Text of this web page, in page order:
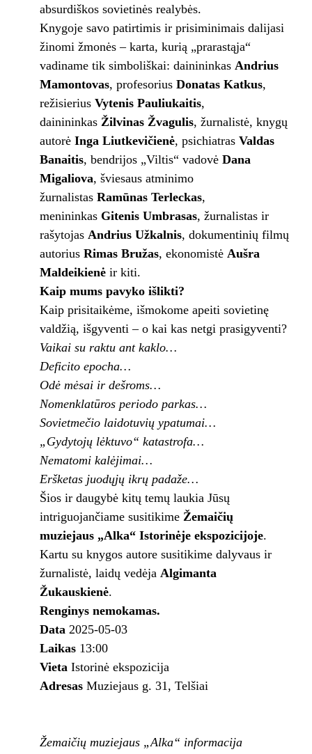
absurdiškos sovietinės realybės.
Knygoje savo patirtimis ir prisiminimais dalijasi
žinomi žmonės – karta, kurią „prarastąja“
vadiname tik simboliškai: dainininkas Andrius
Mamontovas, profesorius Donatas Katkus,
režisierius Vytenis Pauliukaitis,
dainininkas Žilvinas Žvagulis, žurnalistė, knygų
autorė Inga Liutkevičienė, psichiatras Valdas
Banaitis, bendrijos „Viltis“ vadovė Dana
Migaliova, šviesaus atminimo
žurnalistas Ramūnas Terleckas,
menininkas Gitenis Umbrasas, žurnalistas ir
rašytojas Andrius Užkalnis, dokumentinių filmų
autorius Rimas Bružas, ekonomistė Aušra
Maldeikienėir kiti.
Kaip mums pavyko išlikti?
Kaip prisitaikėme, išmokome apeiti sovietinę
valdžią, išgyventi – o kai kas netgi prasigyventi?
Vaikai su raktu ant kaklo…
Deficito epocha…
Odė mėsai ir dešroms…
Nomenklatūros periodo parkas…
Sovietmečio laidotuvių ypatumai…
„Gydytojų lėktuvo“ katastrofa…
Nematomi kalėjimai…
Eršketas juodųjų ikrų padaže…
Šios ir daugybė kitų temų laukia Jūsų
intriguojančiame susitikime Žemaičių
muziejaus „Alka“ Istorinėje ekspozicijoje.
Kartu su knygos autore susitikime dalyvaus ir
žurnalistė, laidų vedėja Algimanta
Žukauskienė.
Renginys nemokamas.
Data2025-05-03
Laikas13:00
VietaIstorinė ekspozicija
AdresasMuziejaus g. 31, Telšiai
Žemaičių muziejaus „Alka“ informacija